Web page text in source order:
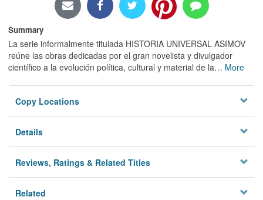
Summary
La serie informalmente titulada HISTORIA UNIVERSAL ASIMOV
reúne las obras dedicadas por el gran novelista y divulgador
científico a la evolución política, cultural y material de la… More
Copy Locations
Details
Reviews, Ratings & Related Titles
Related